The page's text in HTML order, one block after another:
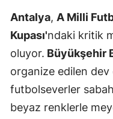
Antalya, A Milli
Kupası'ndaki kritik
oluyor. Büyükşehir
organize edilen
futbolseverler
beyaz renklerle